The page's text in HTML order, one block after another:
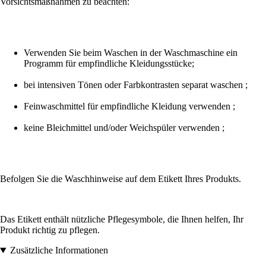
Verwenden Sie beim Waschen in der Waschmaschine ein
Programm für empfindliche Kleidungsstücke;
bei intensiven Tönen oder Farbkontrasten separat waschen ;
Feinwaschmittel für empfindliche Kleidung verwenden ;
keine Bleichmittel und/oder Weichspüler verwenden ;
Befolgen Sie die Waschhinweise auf dem Etikett Ihres Produkts.
Das Etikett enthält nützliche Pflegesymbole, die Ihnen helfen, Ihr
Produkt richtig zu pflegen.
Zusätzliche Informationen